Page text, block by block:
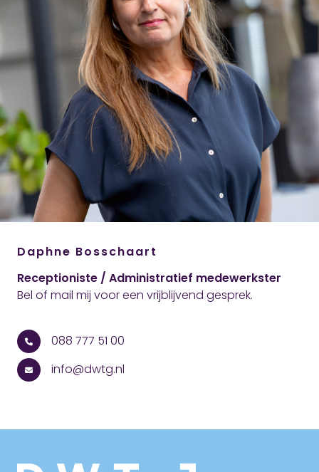
Daphne Bosschaart
Receptioniste / Administratief medewerkster
Bel of mail mij voor een vrijblijvend gesprek.
088 777 51 00
info@dwtg.nl